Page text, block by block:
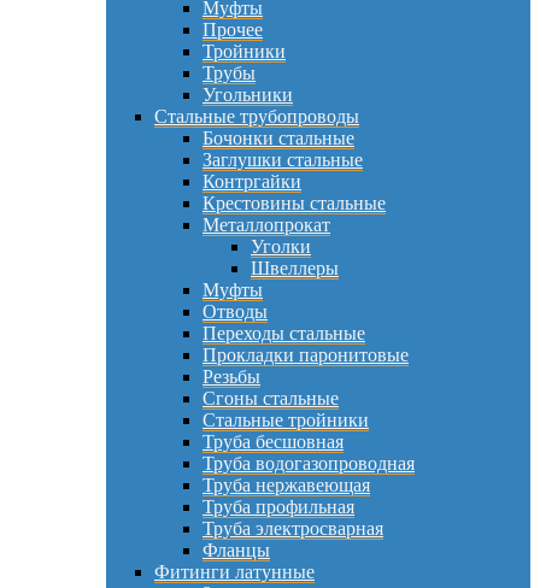
Муфты
Прочее
Тройники
Трубы
Угольники
Стальные трубопроводы
Бочонки стальные
Заглушки стальные
Контргайки
Крестовины стальные
Металлопрокат
Уголки
Швеллеры
Муфты
Отводы
Переходы стальные
Прокладки паронитовые
Резьбы
Сгоны стальные
Стальные тройники
Труба бесшовная
Труба водогазопроводная
Труба нержавеющая
Труба профильная
Труба электросварная
Фланцы
Фитинги латунные